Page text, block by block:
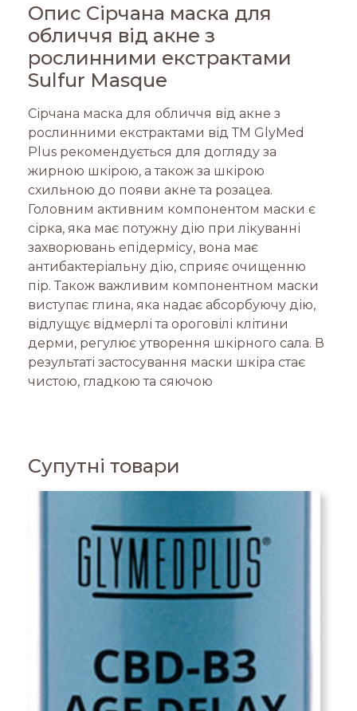
Опис Сірчана маска для
обличчя від акне з
рослинними екстрактами
Sulfur Masque
Сірчана маска для обличчя від акне з
рослинними екстрактами від ТМ GlyMed
Plus рекомендується для догляду за
жирною шкірою, а також за шкірою
схильною до появи акне та розацеа.
Головним активним компонентом маски є
сірка, яка має потужну дію при лікуванні
захворювань епідермісу, вона має
антибактеріальну дію, сприяє очищенню
пір. Також важливим компонентном маски
виступає глина, яка надає абсорбуючу дію,
відлущує відмерлі та ороговілі клітини
дерми, регулює утворення шкірного сала. В
результаті застосування маски шкіра стає
чистою, гладкою та сяючою
Супутні товари